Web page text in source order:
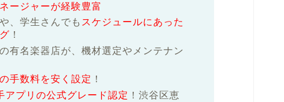
ージャーが経験豊富
、学生さんでも スケジュールにあった
！
有名楽器店が、機材選定やメンテナン
手数料を安く設定 ！
プリの公式グレード認定 ！渋谷区恵